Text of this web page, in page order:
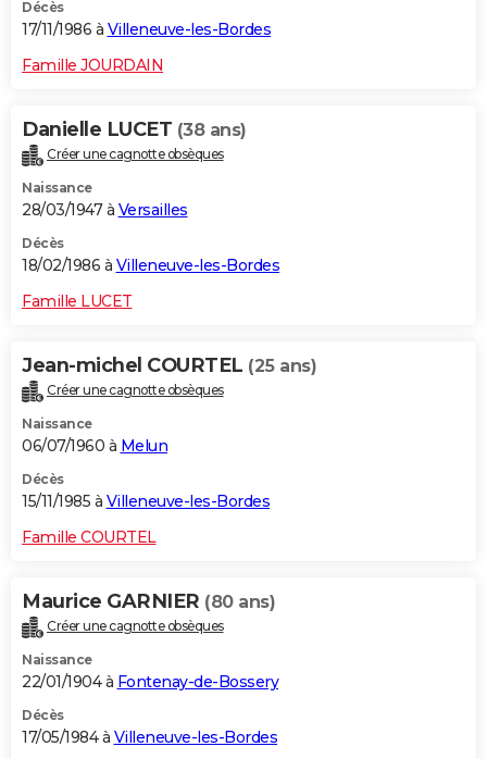
Décès
17/11/1986 à Villeneuve-les-Bordes
Famille JOURDAIN
Danielle LUCET (38 ans)
Créer une cagnotte obsèques
Naissance
28/03/1947 à Versailles
Décès
18/02/1986 à Villeneuve-les-Bordes
Famille LUCET
Jean-michel COURTEL (25 ans)
Créer une cagnotte obsèques
Naissance
06/07/1960 à Melun
Décès
15/11/1985 à Villeneuve-les-Bordes
Famille COURTEL
Maurice GARNIER (80 ans)
Créer une cagnotte obsèques
Naissance
22/01/1904 à Fontenay-de-Bossery
Décès
17/05/1984 à Villeneuve-les-Bordes